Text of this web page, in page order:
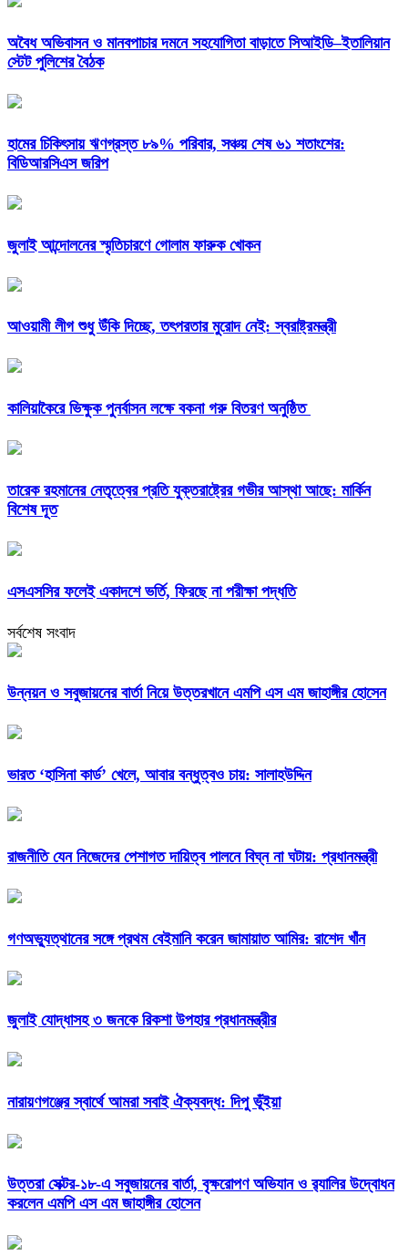
অবৈধ অভিবাসন ও মানবপাচার দমনে সহযোগিতা বাড়াতে সিআইডি–ইতালিয়ান
স্টেট পুলিশের বৈঠক
হামের চিকিৎসায় ঋণগ্রস্ত ৮৯% পরিবার, সঞ্চয় শেষ ৬১ শতাংশের:
বিডিআরসিএস জরিপ
জুলাই আন্দোলনের স্মৃতিচারণে গোলাম ফারুক খোকন
আওয়ামী লীগ শুধু উঁকি দিচ্ছে, তৎপরতার মুরোদ নেই: স্বরাষ্ট্রমন্ত্রী
কালিয়াকৈরে ভিক্ষুক পুনর্বাসন লক্ষে বকনা গরু বিতরণ অনুষ্ঠিত
তারেক রহমানের নেতৃত্বের প্রতি যুক্তরাষ্ট্রের গভীর আস্থা আছে: মার্কিন
বিশেষ দূত
এসএসসির ফলেই একাদশে ভর্তি, ফিরছে না পরীক্ষা পদ্ধতি
সর্বশেষ সংবাদ
উন্নয়ন ও সবুজায়নের বার্তা নিয়ে উত্তরখানে এমপি এস এম জাহাঙ্গীর হোসেন
ভারত ‘হাসিনা কার্ড’ খেলে, আবার বন্ধুত্বও চায়: সালাহউদ্দিন
রাজনীতি যেন নিজেদের পেশাগত দায়িত্ব পালনে বিঘ্ন না ঘটায়: প্রধানমন্ত্রী
গণঅভ্যুত্থানের সঙ্গে প্রথম বেইমানি করেন জামায়াত আমির: রাশেদ খাঁন
জুলাই যোদ্ধাসহ ৩ জনকে রিকশা উপহার প্রধানমন্ত্রীর
নারায়ণগঞ্জের স্বার্থে আমরা সবাই ঐক্যবদ্ধ: দিপু ভূঁইয়া
উত্তরা সেক্টর-১৮-এ সবুজায়নের বার্তা, বৃক্ষরোপণ অভিযান ও র‍্যালির উদ্বোধন
করলেন এমপি এস এম জাহাঙ্গীর হোসেন